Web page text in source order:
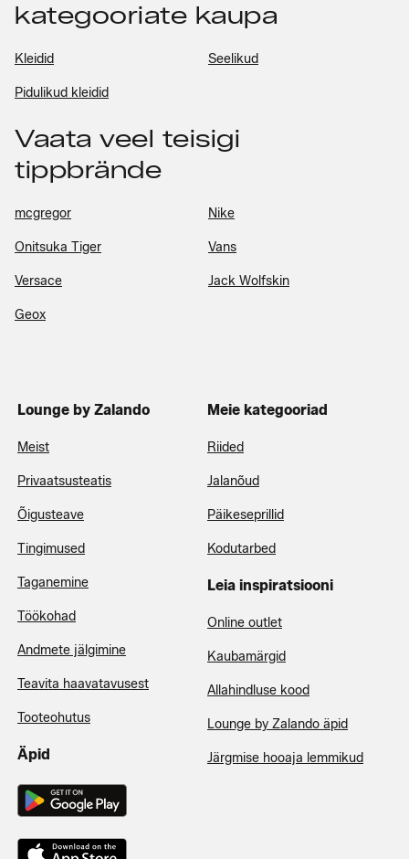
kategooriate kaupa
Kleidid Seelikud
Pidulikud kleidid
Vaata veel teisigi
tippbrände
mcgregor Nike
Onitsuka Tiger Vans
Versace Jack Wolfskin
Geox
Lounge by Zalando
Meist
Privaatsusteatis
Õigusteave
Tingimused
Taganemine
Töökohad
Andmete jälgimine
Teavita haavatavusest
Tooteohutus
Äpid
Meie kategooriad
Riided
Jalanõud
Päikeseprillid
Kodutarbed
Leia inspiratsiooni
Online outlet
Kaubamärgid
Allahindluse kood
Lounge by Zalando äpid
Järgmise hooaja lemmikud